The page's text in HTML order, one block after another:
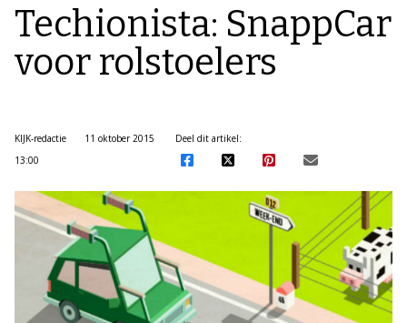
Techionista: SnappCar
voor rolstoelers
KIJK-redactie
11 oktober 2015
13:00
Deel dit artikel: